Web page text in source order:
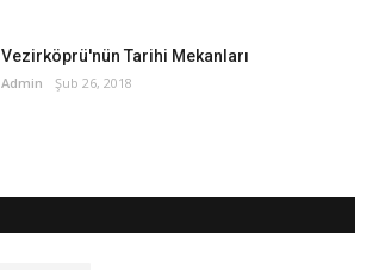
Vezirköprü'nün Tarihi Mekanları
Admin Şub 26, 2018